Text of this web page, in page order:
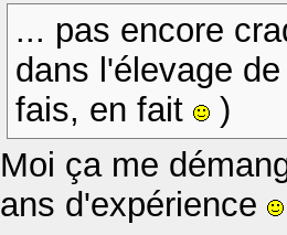
... pas encore
dans l'élevage
fais, en fait
)
Moi ça me
ans d'expérience